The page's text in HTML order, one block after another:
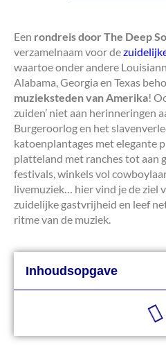
Een rondreis door The Deep
verzamelnaam voor de
waartoe onder andere
Alabama, Georgia en Texas
muzieksteden van Amerika!
zuiden’ niet aan herinneringen
Burgeroorlog en het
katoenplantages met elegante
platteland met ranches tot aan
festivals, winkels vol
livemuziek… hier vind je de ziel
zuidelijke gastvrijheid en leef
ritme van de muziek.
Inhoudsopgave